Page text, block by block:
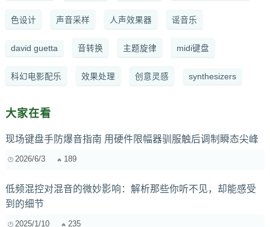
色设计 声音采样 人声效果器 谣音乐
david guetta 音转换 主题旋律 midi键盘
科幻电影配乐 效果处理 创意灵感 synthesizers
大家在看
现场键盘手防爆音指南 用硬件限幅器驯服触后调制瞬态尖峰
2026/6/3 189
低频混控对混音的微妙影响：解析那些你听不见，却能感受
到的细节
2025/1/10 235